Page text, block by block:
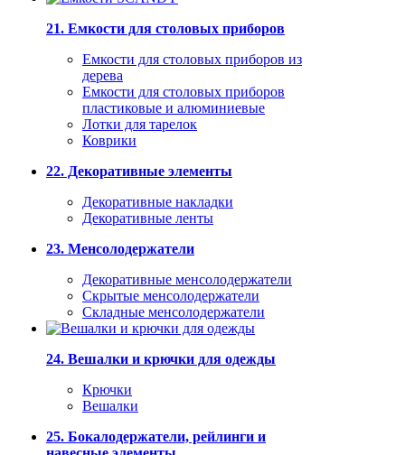
21. Емкости для столовых приборов
Емкости для столовых приборов из
дерева
Емкости для столовых приборов
пластиковые и алюминиевые
Лотки для тарелок
Коврики
22. Декоративные элементы
Декоративные накладки
Декоративные ленты
23. Менсолодержатели
Декоративные менсолодержатели
Скрытые менсолодержатели
Складные менсолодержатели
24. Вешалки и крючки для одежды
Крючки
Вешалки
25. Бокалодержатели, рейлинги и